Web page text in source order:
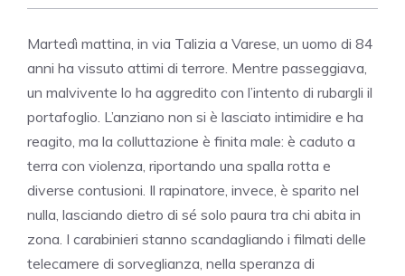
Martedì mattina, in via Talizia a Varese, un uomo di 84
anni ha vissuto attimi di terrore. Mentre passeggiava,
un malvivente lo ha aggredito con l’intento di rubargli il
portafoglio. L’anziano non si è lasciato intimidire e ha
reagito, ma la colluttazione è finita male: è caduto a
terra con violenza, riportando una spalla rotta e
diverse contusioni. Il rapinatore, invece, è sparito nel
nulla, lasciando dietro di sé solo paura tra chi abita in
zona. I carabinieri stanno scandagliando i filmati delle
telecamere di sorveglianza, nella speranza di